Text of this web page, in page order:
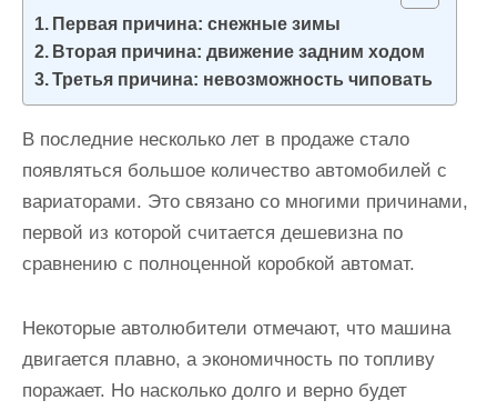
Первая причина: снежные зимы
Вторая причина: движение задним ходом
Третья причина: невозможность чиповать
В последние несколько лет в продаже стало
появляться большое количество автомобилей с
вариаторами. Это связано со многими причинами,
первой из которой считается дешевизна по
сравнению с полноценной коробкой автомат.
Некоторые автолюбители отмечают, что машина
двигается плавно, а экономичность по топливу
поражает. Но насколько долго и верно будет